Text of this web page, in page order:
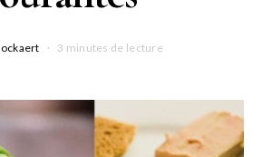
3 minutes de lecture